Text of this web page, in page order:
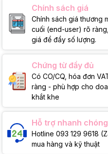
Chính sách giá
Chính sách giá thương
cuối (end-user) rõ
giá để đẩy số lượng.
Chứng từ đầy đủ
Có CO/CQ, hóa đơn
ràng - phù hợp cho
khắt khe
Hỗ trợ nhanh chóng
Hotline 093 129 9618
mua hàng và kỹ thuật